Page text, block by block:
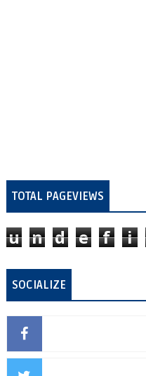
TOTAL PAGEVIEWS
u n d e f i
SOCIALIZE